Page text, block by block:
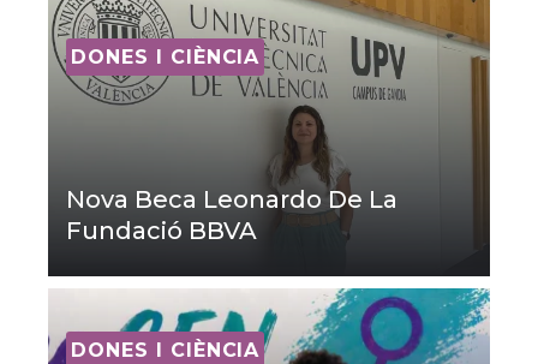
DONES I CIÈNCIA
Nova Beca Leonardo De La
Fundació BBVA
DONES I CIÈNCIA